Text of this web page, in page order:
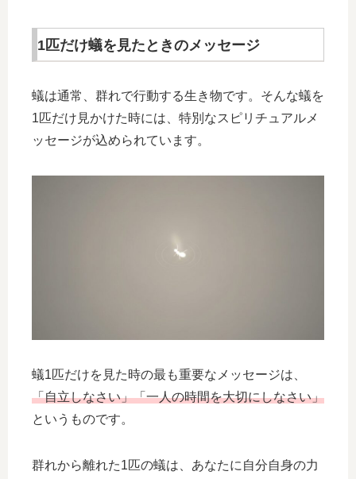
1匹だけ蟻を見たときのメッセージ
蟻は通常、群れで行動する生き物です。そんな蟻を
1匹だけ見かけた時には、特別なスピリチュアルメ
ッセージが込められています。
蟻1匹だけを見た時の最も重要なメッセージは、
「自立しなさい」「一人の時間を大切にしなさい」
というものです。
群れから離れた1匹の蟻は、あなたに自分自身の力